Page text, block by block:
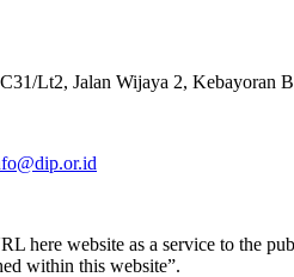
Lt2, Jalan Wijaya 2, Kebayoran
here website as a service to the
within this website”.